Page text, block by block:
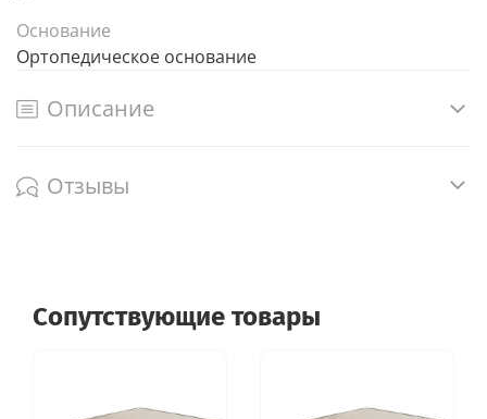
Основание
Ортопедическое основание
Описание
Отзывы
Сопутствующие товары